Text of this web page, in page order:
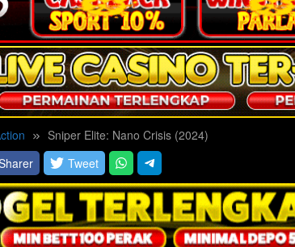
Sniper Elite: Nano Crisis (2024)
Tweet